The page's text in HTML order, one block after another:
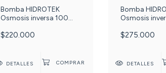
Bomba HIDROTEK
Osmosis inversa 100
$220.000
DETALLES
Bomba
Osmosis
$275.000
DETALLES